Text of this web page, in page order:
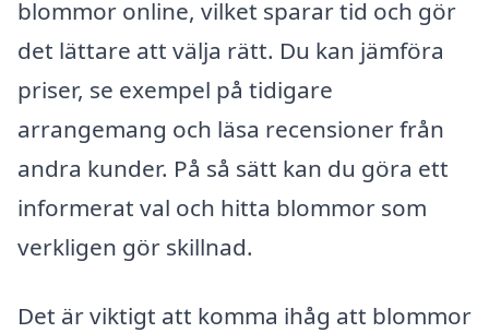
blommor online, vilket sparar tid och gör
det lättare att välja rätt. Du kan jämföra
priser, se exempel på tidigare
arrangemang och läsa recensioner från
andra kunder. På så sätt kan du göra ett
informerat val och hitta blommor som
verkligen gör skillnad.
Det är viktigt att komma ihåg att blommor